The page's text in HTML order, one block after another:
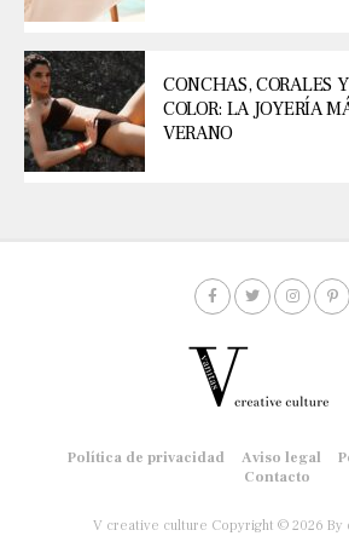
CONCHAS, CORALES
COLOR: LA JOYERÍA
VERANO
Política de privacidad Aviso legal
Contacto
V creative culture Copyright © 2026 By